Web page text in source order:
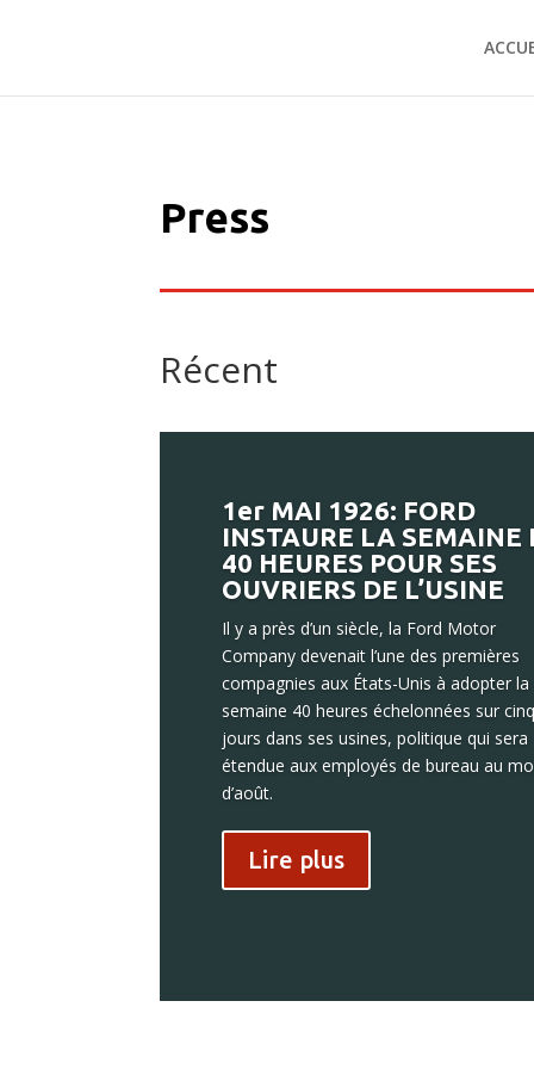
Press
Récent
1er MAI 1926: FORD
INSTAURE LA SEMAINE
40 HEURES POUR SES
OUVRIERS DE L’USINE
Il y a près d’un siècle, la Ford Motor
Company devenait l’une des premières
compagnies aux États-Unis à adopter la
semaine 40 heures échelonnées sur cinq
jours dans ses usines, politique qui sera
étendue aux employés de bureau au
d’août.
Lire plus